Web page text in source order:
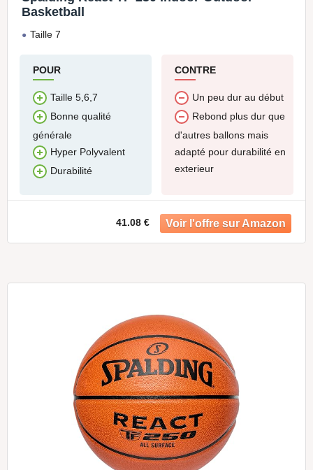
Basketball
Taille 7
POUR
Taille 5,6,7
Bonne qualité
générale
Hyper Polyvalent
Durabilité
CONTRE
Un peu dur au début
Rebond plus dur que
d'autres ballons mais
adapté pour durabilité en
exterieur
41.08 €